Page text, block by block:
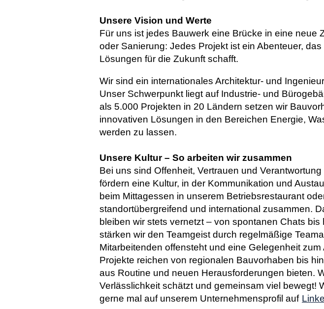
Unsere Vision und Werte
Für uns ist jedes Bauwerk eine Brücke in eine neue
oder Sanierung: Jedes Projekt ist ein Abenteuer,
Lösungen für die Zukunft schafft.
Wir sind ein internationales Architektur- und
Unser Schwerpunkt liegt auf Industrie- und
als 5.000 Projekten in 20 Ländern setzen wir
innovativen Lösungen in den Bereichen Energie,
werden zu lassen.
Unsere Kultur – So arbeiten wir zusammen
Bei uns sind Offenheit, Vertrauen und
fördern eine Kultur, in der Kommunikation und
beim Mittagessen in unserem Betriebsrestaurant
standortübergreifend und international zusammen.
bleiben wir stets vernetzt – von spontanen Chats
stärken wir den Teamgeist durch regelmäßige
Mitarbeitenden offensteht und eine Gelegenheit
Projekte reichen von regionalen Bauvorhaben bis
aus Routine und neuen Herausforderungen bieten.
Verlässlichkeit schätzt und gemeinsam viel bewegt!
gerne mal auf unserem Unternehmensprofil auf